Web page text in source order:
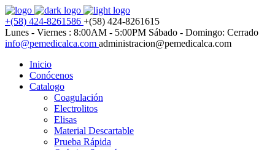
+(58) 424-8261586 +(58) 424-8261615
Lunes - Viernes : 8:00AM - 5:00PM Sábado - Domingo: Cerrado
info@pemedicalca.com administracion@pemedicalca.com
Inicio
Conócenos
Catalogo
Coagulación
Electrolitos
Elisas
Material Descartable
Prueba Rápida